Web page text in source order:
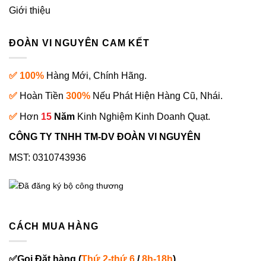
Giới thiệu
ĐOÀN VI NGUYÊN CAM KẾT
✅ 100% Hàng Mới, Chính Hãng.
✅ Hoàn Tiền 300% Nếu Phát Hiện Hàng Cũ, Nhái.
✅ Hơn 15 Năm Kinh Nghiệm Kinh Doanh Quạt.
CÔNG TY TNHH TM-DV ĐOÀN VI NGUYÊN
MST: 0310743936
CÁCH MUA HÀNG
✅Gọi Đặt hàng (Thứ 2-thứ 6 /8h-18h)